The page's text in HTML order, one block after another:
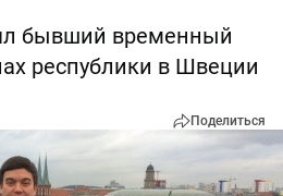
бывший временный
республики в Швеции
Поделиться